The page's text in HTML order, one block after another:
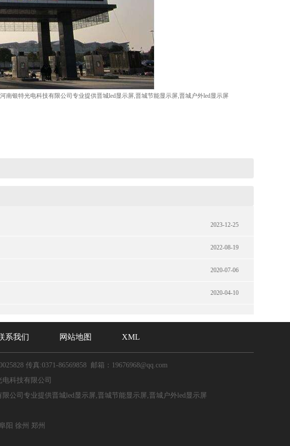
银特光电科技有限公司专业提供晋城led显示屏,晋城节能显示屏,晋城户外led显示屏
2023-12-25
2022-08-19
2020-07-06
2020-04-10
系我们 网站地图 XML
传真:0371-86569858 邮箱：19676968@qq.com
科技有限公司
公司专业提供晋城led显示屏,晋城节能显示屏,晋城户外led显示屏
阳 徐州 郑州